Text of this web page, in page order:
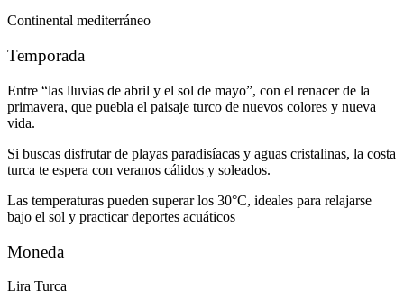
Continental mediterráneo
Temporada
Entre “las lluvias de abril y el sol de mayo”, con el renacer de la
primavera, que puebla el paisaje turco de nuevos colores y nueva
vida.
Si buscas disfrutar de playas paradisíacas y aguas cristalinas, la costa
turca te espera con veranos cálidos y soleados.
Las temperaturas pueden superar los 30°C, ideales para relajarse
bajo el sol y practicar deportes acuáticos
Moneda
Lira Turca